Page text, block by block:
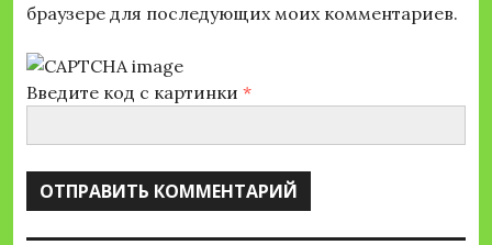
браузере для последующих моих комментариев.
Введите код с картинки *